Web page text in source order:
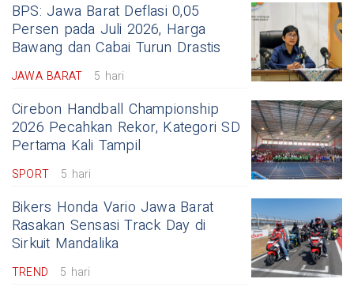
BPS: Jawa Barat Deflasi 0,05
Persen pada Juli 2026, Harga
Bawang dan Cabai Turun Drastis
JAWA BARAT 5 hari
Cirebon Handball Championship
2026 Pecahkan Rekor, Kategori SD
Pertama Kali Tampil
SPORT 5 hari
Bikers Honda Vario Jawa Barat
Rasakan Sensasi Track Day di
Sirkuit Mandalika
TREND 5 hari